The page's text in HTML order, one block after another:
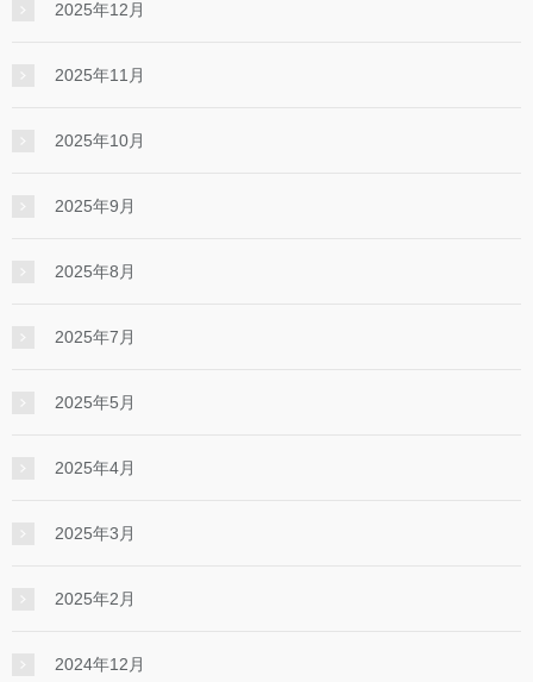
2025年12月
2025年11月
2025年10月
2025年9月
2025年8月
2025年7月
2025年5月
2025年4月
2025年3月
2025年2月
2024年12月